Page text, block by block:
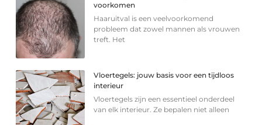
voorkomen
Haaruitval is een veelvoorkomend
probleem dat zowel mannen als vrouwen
treft. Het
Vloertegels: jouw basis voor een tijdloos
interieur
Vloertegels zijn een essentieel onderdeel
van elk interieur. Ze bepalen niet alleen